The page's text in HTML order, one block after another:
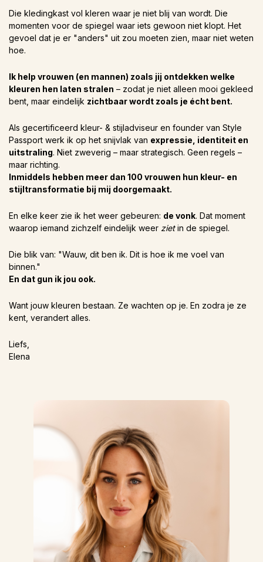
Die kledingkast vol kleren waar je niet blij van wordt. Die
momenten voor de spiegel waar iets gewoon niet klopt. Het
gevoel dat je er "anders" uit zou moeten zien, maar niet weten
hoe.
Ik help vrouwen (en mannen) zoals jij ontdekken welke
kleuren hen laten stralen – zodat je niet alleen mooi gekleed
bent, maar eindelijk zichtbaar wordt zoals je écht bent.
Als gecertificeerd kleur- & stijladviseur en founder van Style
Passport werk ik op het snijvlak van expressie, identiteit en
uitstraling. Niet zweverig – maar strategisch. Geen regels –
maar richting.
Inmiddels hebben meer dan 100 vrouwen hun kleur- en
stijltransformatie bij mij doorgemaakt.
En elke keer zie ik het weer gebeuren: de vonk. Dat moment
waarop iemand zichzelf eindelijk weer zietin de spiegel.
Die blik van: "Wauw, dit ben ik. Dit is hoe ik me voel van
binnen."
En dat gun ik jou ook.
Want jouw kleuren bestaan. Ze wachten op je. En zodra je ze
kent, verandert alles.
Liefs,
Elena